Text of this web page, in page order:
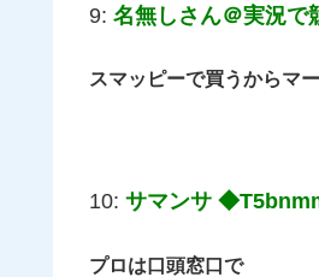
9: 名無しさん＠実況で
スマッピーで買うからマ
10: サマンサ
プロは口頭窓口で